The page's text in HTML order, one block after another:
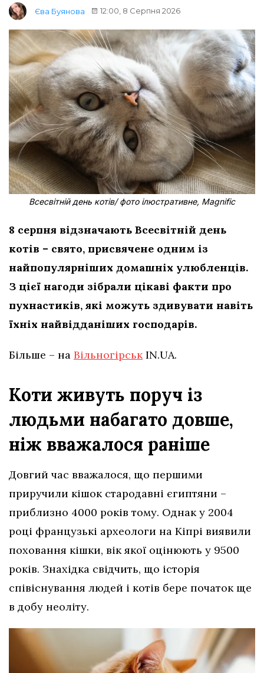
Єва Буянова 12:00, 8 Серпня 2026
Всесвітній день котів/ фото ілюстративне, Magnific
8 серпня відзначають Всесвітній день
котів – свято, присвячене одним із
найпопулярніших домашніх улюбленців.
З цієї нагоди зібрали цікаві факти про
пухнастиків, які можуть здивувати навіть
їхніх найвідданіших господарів.
Більше – на ВільногірськIN.UA.
Коти живуть поруч із
людьми набагато довше,
ніж вважалося раніше
Довгий час вважалося, що першими
приручили кішок стародавні єгиптяни –
приблизно 4000 років тому. Однак у 2004
році французькі археологи на Кіпрі виявили
поховання кішки, вік якої оцінюють у 9500
років. Знахідка свідчить, що історія
співіснування людей і котів бере початок ще
в добу неоліту.